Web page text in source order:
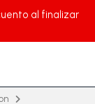
al finalizar